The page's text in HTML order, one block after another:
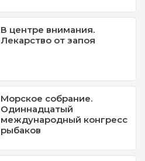
В центре внимания.
Лекарство от запоя
Морское собрание.
Одиннадцатый
международный конгресс
рыбаков